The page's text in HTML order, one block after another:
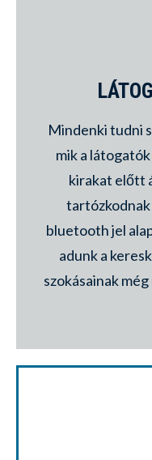
Mindenki tudni
mik a
kirakat előtt
tartózkodnak
bluetooth jel
adunk a
szokásainak